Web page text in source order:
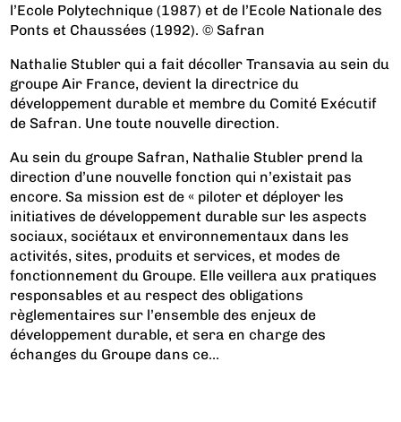
l’Ecole Polytechnique (1987) et de l’Ecole Nationale des
Ponts et Chaussées (1992). © Safran
Nathalie Stubler qui a fait décoller Transavia au sein du
groupe Air France, devient la directrice du
développement durable et membre du Comité Exécutif
de Safran. Une toute nouvelle direction.
Au sein du groupe Safran, Nathalie Stubler prend la
direction d’une nouvelle fonction qui n’existait pas
encore. Sa mission est de « piloter et déployer les
initiatives de développement durable sur les aspects
sociaux, sociétaux et environnementaux dans les
activités, sites, produits et services, et modes de
fonctionnement du Groupe. Elle veillera aux pratiques
responsables et au respect des obligations
règlementaires sur l’ensemble des enjeux de
développement durable, et sera en charge des
échanges du Groupe dans ce...